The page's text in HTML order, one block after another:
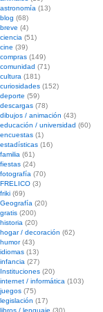
astronomía (13)
blog (68)
breve (4)
ciencia (51)
cine (39)
compras (149)
comunidad (71)
cultura (181)
curiosidades (152)
deporte (59)
descargas (78)
dibujos / animación (43)
educación / universidad (60)
encuestas (1)
estadísticas (16)
familia (61)
fiestas (24)
fotografía (70)
FRELICO (3)
friki (69)
Geografía (20)
gratis (200)
historia (20)
hogar / decoración (62)
humor(43)
idiomas (13)
infancia (27)
Instituciones (20)
internet / informática (103)
juegos (75)
legislación (17)
libros / lenguaje (30)